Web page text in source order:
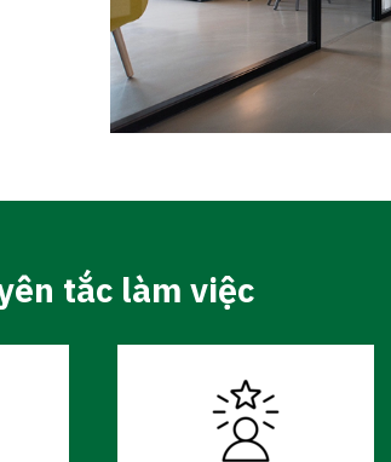
tắc làm việc